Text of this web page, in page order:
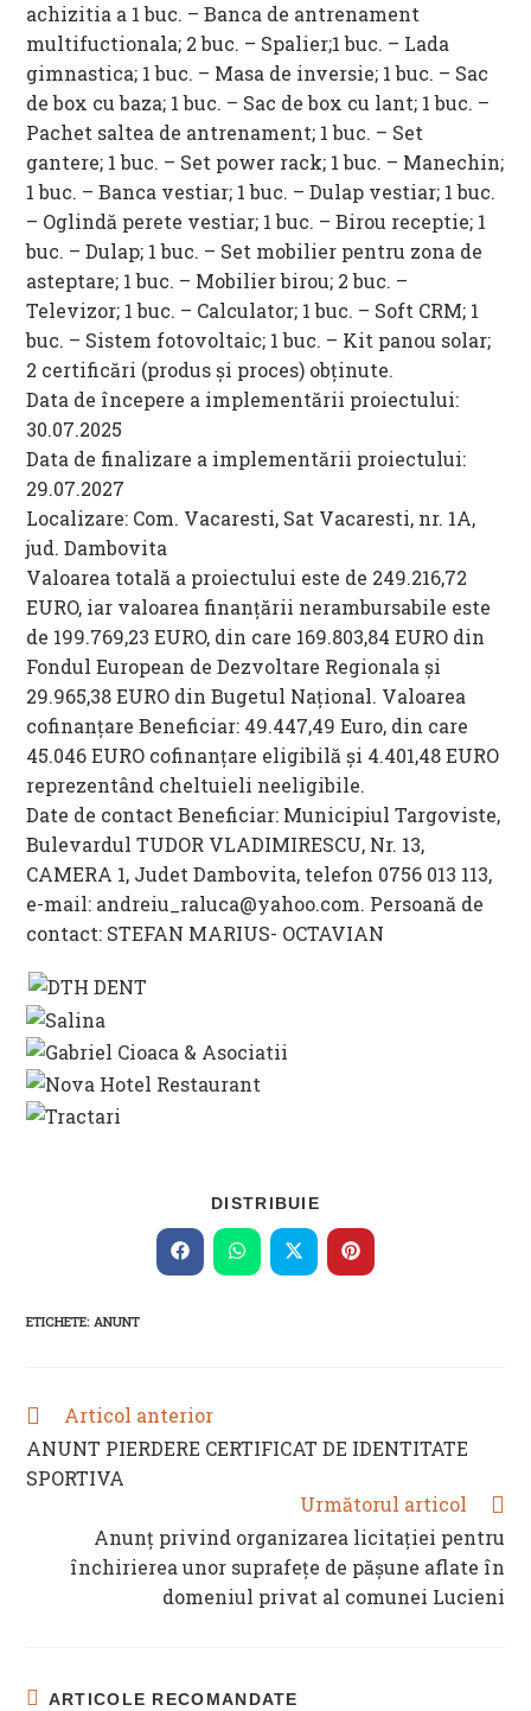
achizitia a 1 buc. – Banca de antrenament
multifuctionala; 2 buc. – Spalier;1 buc. – Lada
gimnastica; 1 buc. – Masa de inversie; 1 buc. – Sac
de box cu baza; 1 buc. – Sac de box cu lant; 1 buc. –
Pachet saltea de antrenament; 1 buc. – Set
gantere; 1 buc. – Set power rack; 1 buc. – Manechin;
1 buc. – Banca vestiar; 1 buc. – Dulap vestiar; 1 buc.
– Oglindă perete vestiar; 1 buc. – Birou receptie; 1
buc. – Dulap; 1 buc. – Set mobilier pentru zona de
asteptare; 1 buc. – Mobilier birou; 2 buc. –
Televizor; 1 buc. – Calculator; 1 buc. – Soft CRM; 1
buc. – Sistem fotovoltaic; 1 buc. – Kit panou solar;
2 certificări (produs și proces) obținute.
Data de începere a implementării proiectului:
30.07.2025
Data de finalizare a implementării proiectului:
29.07.2027
Localizare: Com. Vacaresti, Sat Vacaresti, nr. 1A,
jud. Dambovita
Valoarea totală a proiectului este de 249.216,72
EURO, iar valoarea finanțării nerambursabile este
de 199.769,23 EURO, din care 169.803,84 EURO din
Fondul European de Dezvoltare Regionala și
29.965,38 EURO din Bugetul Național. Valoarea
cofinanțare Beneficiar: 49.447,49 Euro, din care
45.046 EURO cofinanțare eligibilă și 4.401,48 EURO
reprezentând cheltuieli neeligibile.
Date de contact Beneficiar: Municipiul Targoviste,
Bulevardul TUDOR VLADIMIRESCU, Nr. 13,
CAMERA 1, Judet Dambovita, telefon 0756 013 113,
e-mail: andreiu_raluca@yahoo.com. Persoană de
contact: STEFAN MARIUS- OCTAVIAN
DISTRIBUIE
THIS
CONTENT
Opens
in
Opens
in
Opens
in
Opens
in
ETICHETE:ANUNT
READ
ARTICLES
Articol anterior
ANUNT PIERDERE CERTIFICAT DE IDENTITATE
SPORTIVA
Următorul articol
Anunț privind organizarea licitației pentru
închirierea unor suprafețe de pășune aflate în
domeniul privat al comunei Lucieni
ARTICOLE RECOMANDATE